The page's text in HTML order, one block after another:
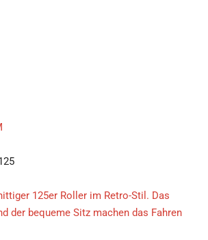
125er Roller im Retro-Stil. Das
der bequeme Sitz machen das Fahren